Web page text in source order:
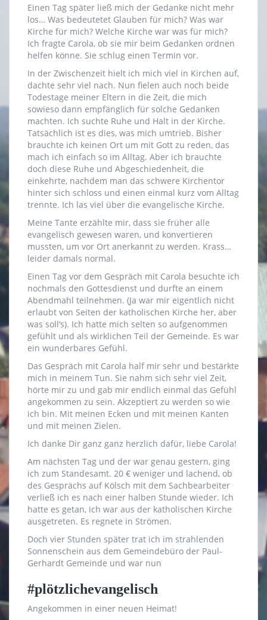
Einen Tag später ließ mich der Gedanke nicht mehr
los… Was bedeutetet Glauben für mich? Was war
Kirche für mich? Welche Kirche war was für mich?
Ich fragte Carola, ob sie mir beim Gedanken ordnen
helfen könne. Sie schlug einen Termin vor.
In der Zwischenzeit hielt ich mich viel in Kirchen auf,
dachte sehr viel nach. Nun fielen auch noch beide
Todestage meiner Eltern in die Zeit, die mich
sowieso dann empfänglich für solche Gedanken
machten. Ich suchte Ruhe und Halt in der Kirche.
Tatsächlich ist es dies, was mich umtrieb. Bisher
brauchte ich keinen Ort um mit Gott zu reden, das
mach ich einfach so im Alltag. Aber ich brauchte
doch diese Ruhe und Abgeschiedenheit, die
einkehrte, nachdem man das schwere Kirchentor
hinter sich schloss und einen einmal kurz vom Alltag
trennte. Ich las viel über die evangelische Kirche.
Meine Tante erzählte mir, dass sie früher alle
evangelisch gewesen waren, und konvertieren
mussten, um vor Ort anerkannt zu werden. Krass…
leider damals normal.
Einen Tag vor dem Gespräch mit Carola besuchte ich
nochmals den Gottesdienst und durfte an einem
Abendmahl teilnehmen. (Ja war mir eigentlich nicht
erlaubt von Seiten der katholischen Kirche her, aber
was soll‘s). Ich hatte mich selten so aufgenommen
gefühlt und als wirklichen Teil der Gemeinde. Es war
ein wunderbares Gefühl.
Das Gespräch mit Carola half mir sehr und bestärkte
mich in meinem Tun. Sie nahm sich sehr viel Zeit,
hörte mir zu und gab mir endlich einmal das Gefühl
angekommen zu sein. Akzeptiert zu werden so wie
ich bin. Mit meinen Ecken und mit meinen Kanten
und mit meinen Zielen.
Ich danke Dir ganz ganz herzlich dafür, liebe Carola!
Am nächsten Tag und der war genau gestern, ging
ich zum Standesamt. 20 € weniger und lachend, ob
des Gesprächs auf Kölsch mit dem Sachbearbeiter
verließ ich es nach einer halben Stunde wieder. Ich
hatte es getan, ich war aus der katholischen Kirche
ausgetreten. Es regnete in Strömen.
Doch vier Stunden später trat ich im strahlenden
Sonnenschein aus dem Gemeindebüro der Paul-
Gerhardt Gemeinde und war nun
#plötzlichevangelisch
Angekommen in einer neuen Heimat!